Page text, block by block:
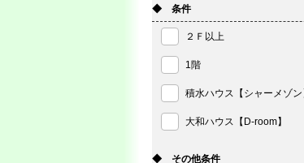
◆ 条件
２Ｆ以上
1階
積水ハウス【シャーメゾン
大和ハウス【D-room】
◆ その他条件